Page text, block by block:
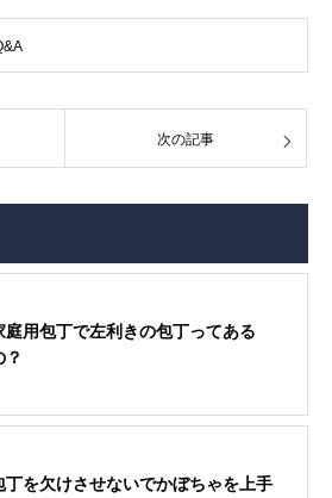
次の記事
庭用包丁で左利きの包丁ってある
？
丁を欠けさせないでかぼちゃを上手